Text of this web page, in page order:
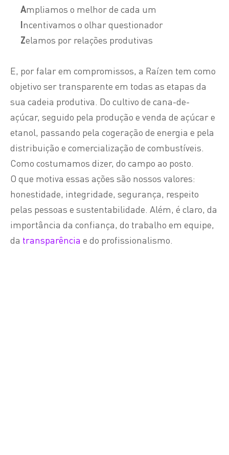
Ampliamos o melhor de cada um
Incentivamos o olhar questionador
Zelamos por relações produtivas
E, por falar em compromissos, a Raízen tem como
objetivo ser transparente em todas as etapas da
sua cadeia produtiva. Do cultivo de cana-de-
açúcar, seguido pela produção e venda de açúcar e
etanol, passando pela cogeração de energia e pela
distribuição e comercialização de combustíveis.
Como costumamos dizer, do campo ao posto.
O que motiva essas ações são nossos valores:
honestidade, integridade, segurança, respeito
pelas pessoas e sustentabilidade. Além, é claro, da
importância da confiança, do trabalho em equipe,
da transparência e do profissionalismo.